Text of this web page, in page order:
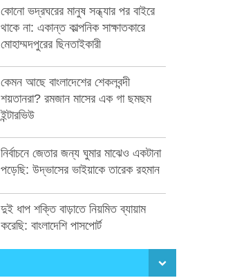
কোনো ভদ্রঘরের মানুষ সন্ধ্যার পর বাইরে
থাকে না: একান্ত কাল্পনিক সাক্ষাতকারে
মোহাম্মদপুরের ছিনতাইকারী
কেমন আছে বাংলাদেশের শেকলবন্দী
শয়তানরা? রমজান মাসের এক গা ছমছম
ইন্টারভিউ
নির্বাচনে জেতার জন্য ঘুমার মাঝেও একটানা
পড়েছি: উদ্ভাসের ভাইয়াকে তারেক রহমান
দুই ধাপ শক্তি বাড়াতে নিয়মিত ব্যায়াম
করেছি: বাংলাদেশি পাসপোর্ট